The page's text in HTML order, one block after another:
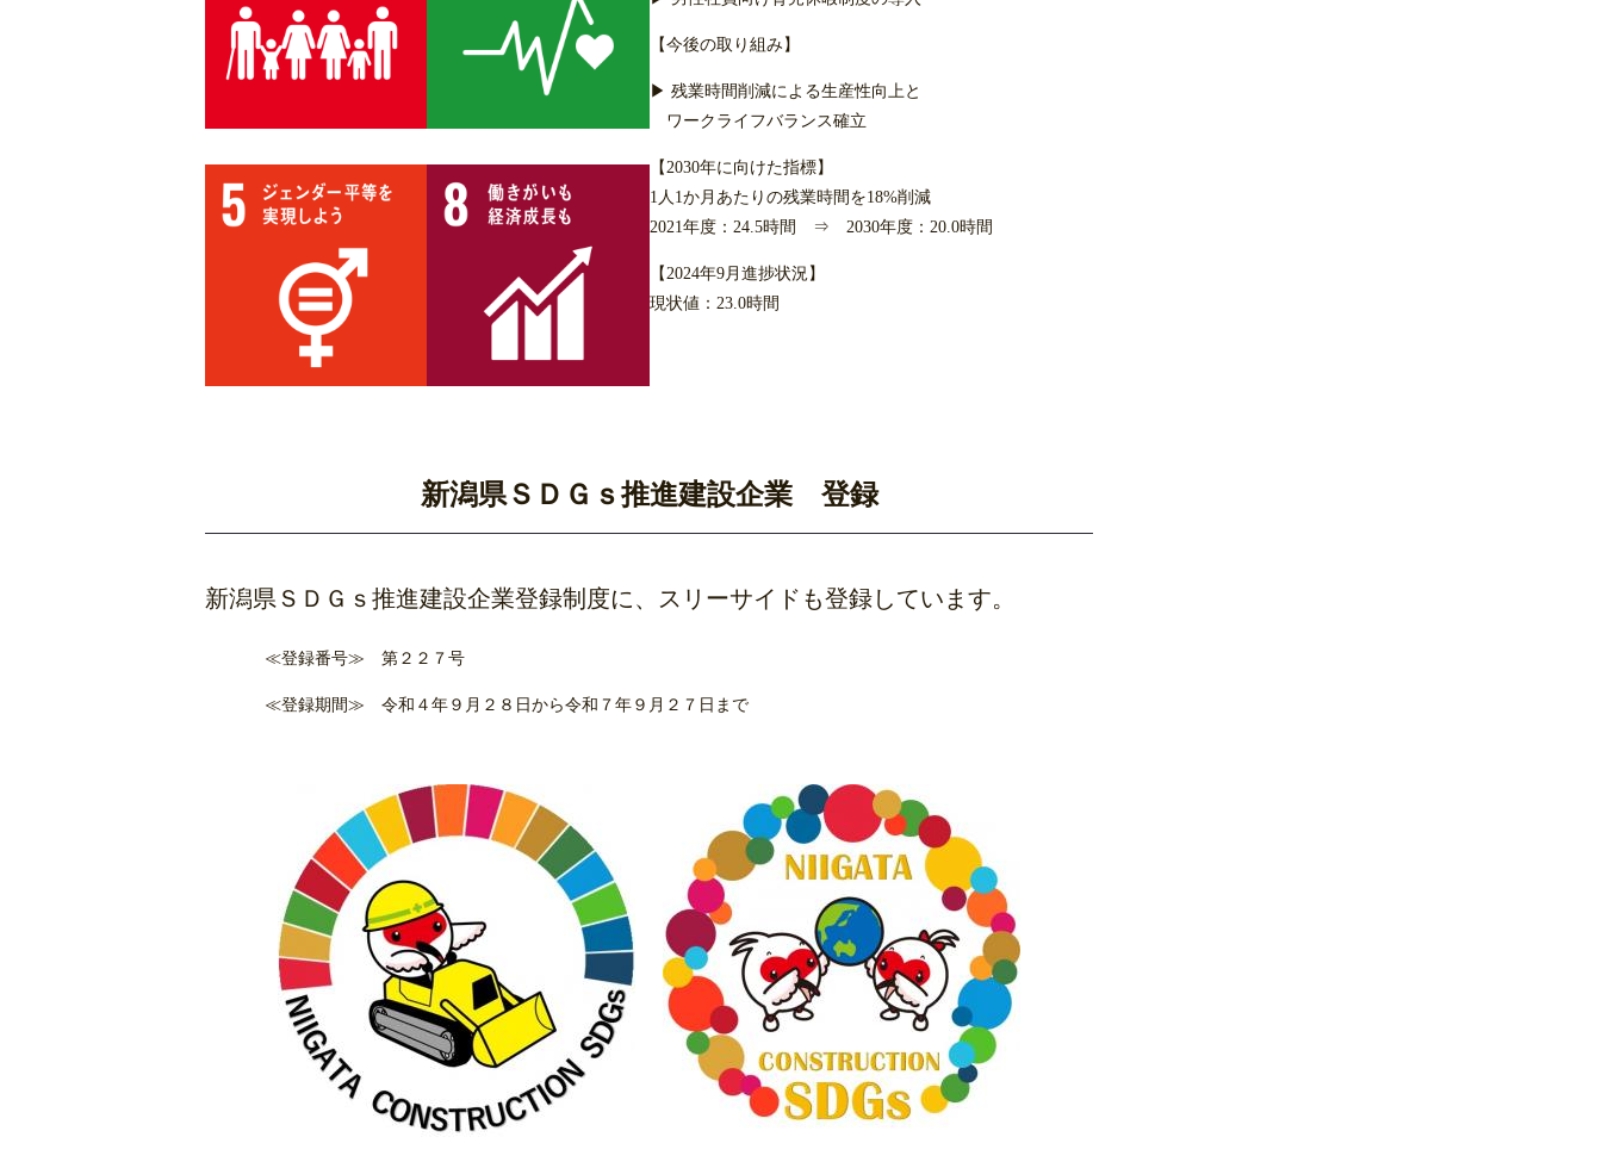
【今後の取り組み】
▶ 残業時間削減による生産性向上と
ワークライフバランス確立
【2030年に向けた指標】
1人1か月あたりの残業時間を18%削減
2021年度：24.5時間 ⇒ 2030年度：20.0時間
【2024年9月進捗状況】
現状値：23.0時間
新潟県ＳＤＧｓ推進建設企業 登録
新潟県ＳＤＧｓ推進建設企業登録制度に、スリーサイドも登録しています。
≪登録番号≫ 第２２７号
≪登録期間≫ 令和４年９月２８日から令和７年９月２７日まで